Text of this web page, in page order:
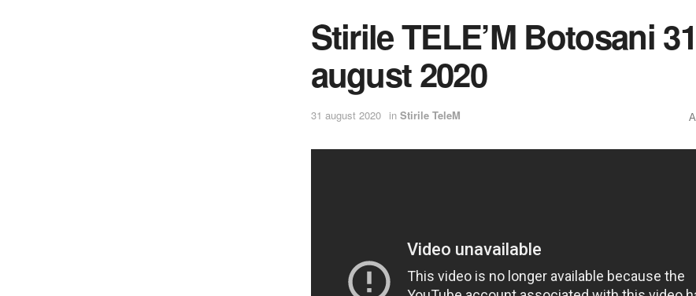
Stirile TELE’M Botosani 31
august 2020
31 august 2020 in Stirile TeleM A